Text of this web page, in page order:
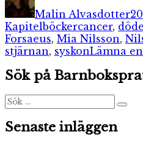
Malin Alvasdotter
KapitelböckerEtiketter
cancer,
Forsaeus, Mia Nilsson,
stjärnan, syskonLämna
Sök på
Sök
efter:
Sök
Senaste inläggen